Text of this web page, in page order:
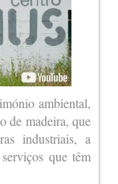
ambiental,
de madeira, que
industriais, a
que têm